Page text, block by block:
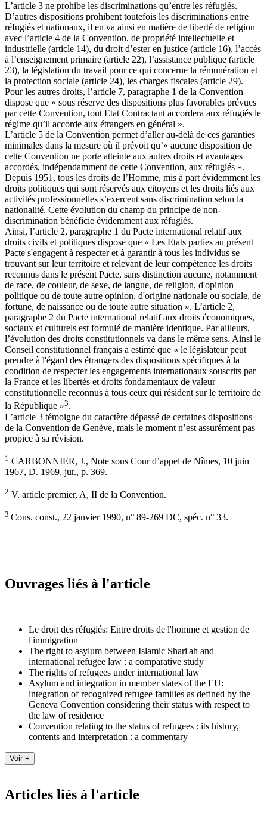
L’article 3 ne prohibe les discriminations qu’entre les réfugiés.
D’autres dispositions prohibent toutefois les discriminations entre
réfugiés et nationaux, il en va ainsi en matière de liberté de religion
avec l’article 4 de la Convention, de propriété intellectuelle et
industrielle (article 14), du droit d’ester en justice (article 16), l’accès
à l’enseignement primaire (article 22), l’assistance publique (article
23), la législation du travail pour ce qui concerne la rémunération et
la protection sociale (article 24), les charges fiscales (article 29).
Pour les autres droits, l’article 7, paragraphe 1 de la Convention
dispose que « sous réserve des dispositions plus favorables prévues
par cette Convention, tout Etat Contractant accordera aux réfugiés le
régime qu’il accorde aux étrangers en général ».
L’article 5 de la Convention permet d’aller au-delà de ces garanties
minimales dans la mesure où il prévoit qu’« aucune disposition de
cette Convention ne porte atteinte aux autres droits et avantages
accordés, indépendamment de cette Convention, aux réfugiés ».
Depuis 1951, tous les droits de l’Homme, mis à part évidemment les
droits politiques qui sont réservés aux citoyens et les droits liés aux
activités professionnelles s’exercent sans discrimination selon la
nationalité. Cette évolution du champ du principe de non-
discrimination bénéficie évidemment aux réfugiés.
Ainsi, l’article 2, paragraphe 1 du Pacte international relatif aux
droits civils et politiques dispose que « Les Etats parties au présent
Pacte s'engagent à respecter et à garantir à tous les individus se
trouvant sur leur territoire et relevant de leur compétence les droits
reconnus dans le présent Pacte, sans distinction aucune, notamment
de race, de couleur, de sexe, de langue, de religion, d'opinion
politique ou de toute autre opinion, d'origine nationale ou sociale, de
fortune, de naissance ou de toute autre situation ». L’article 2,
paragraphe 2 du Pacte international relatif aux droits économiques,
sociaux et culturels est formulé de manière identique. Par ailleurs,
l’évolution des droits constitutionnels va dans le même sens. Ainsi le
Conseil constitutionnel français a estimé que « le législateur peut
prendre à l'égard des étrangers des dispositions spécifiques à la
condition de respecter les engagements internationaux souscrits par
la France et les libertés et droits fondamentaux de valeur
constitutionnelle reconnus à tous ceux qui résident sur le territoire de
la République »3.
L’article 3 témoigne du caractère dépassé de certaines dispositions
de la Convention de Genève, mais le moment n’est assurément pas
propice à sa révision.
1 CARBONNIER, J., Note sous Cour d’appel de Nîmes, 10 juin
1967, D. 1969, jur., p. 369.
2 V. article premier, A, II de la Convention.
3 Cons. const., 22 janvier 1990, n° 89-269 DC, spéc. n° 33.
Ouvrages liés à l'article
Le droit des réfugiés: Entre droits de l'homme et gestion de
l'immigration
The right to asylum between Islamic Shari'ah and
international refugee law : a comparative study
The rights of refugees under international law
Asylum and integration in member states of the EU:
integration of recognized refugee families as defined by the
Geneva Convention considering their status with respect to
the law of residence
Convention relating to the status of refugees : its history,
contents and interpretation : a commentary
Articles liés à l'article